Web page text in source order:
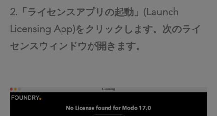
2.「ライセンスアプリの起動」(Launch
Licensing App)をクリックします。次のライ
センスウィンドウが開きます。